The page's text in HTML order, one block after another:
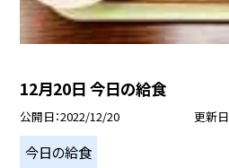
12月20日 今日の給食
公開日 2022/12/20 更新日
今日の給食